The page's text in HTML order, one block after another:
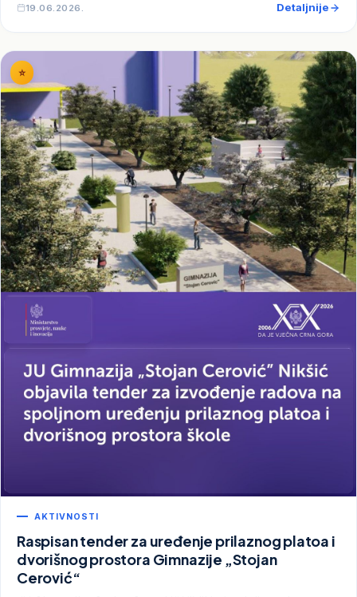
19.06.2026. Detaljnije
⭐
AKTIVNOSTI
Raspisan tender za uređenje prilaznog platoa i
dvorišnog prostora Gimnazije „Stojan
Cerović“